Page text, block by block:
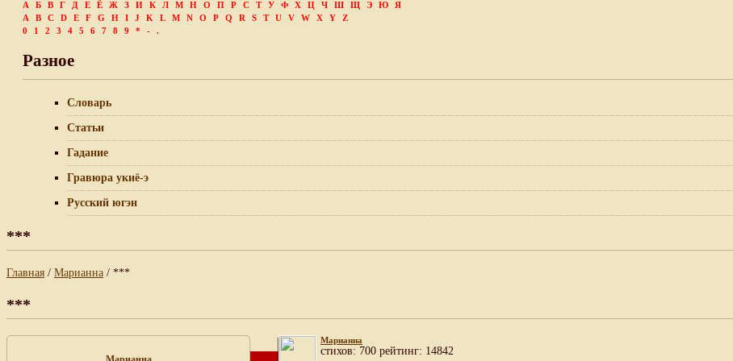
А Б В Г Д Е Ё Ж З И К Л М Н О П Р С Т У Ф Х Ц Ч Ш Щ Э Ю
Я
A
B C D E F G H I J K L M N O P Q R S T U V W X Y
Z
0
1 2 3 4 5 6 7 8 9 * - .
Разное
Словарь
Статьи
Гадание
Гравюра укиё-э
Русский югэн
***
Главная / Марианна / ***
***
Марианна
cтихов: 700 рейтинг: 14842